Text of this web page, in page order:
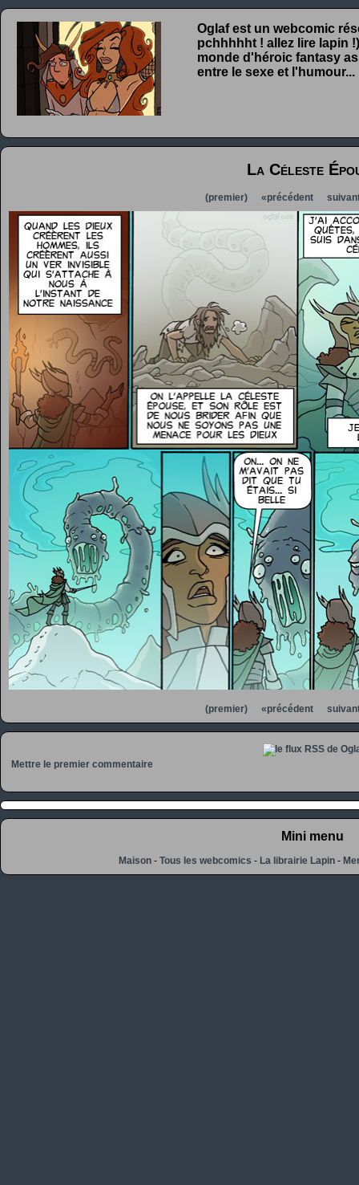
Oglaf est un webcomic
pchhhhht ! allez lire lapin
monde d'héroic fantasy
entre le sexe et l'humour...
La Céleste
(premier) «précédent
(premier) «précédent
Mettre le premier commentaire
Mini menu
Maison -Tous les webcomics -La librairie Lapin -